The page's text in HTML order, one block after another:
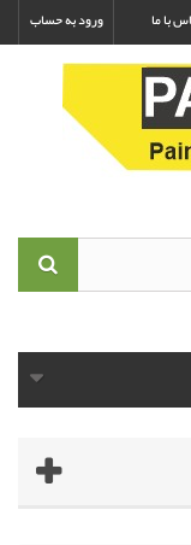
ورود به حساب با ما